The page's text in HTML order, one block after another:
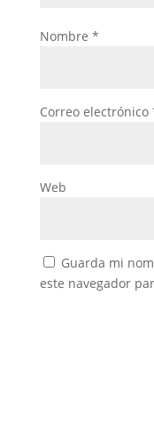
Nombre *
Correo electrónico
Web
Guarda mi
este navegador